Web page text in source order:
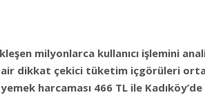
milyonlarca kullanıcı işlemini
dair dikkat çekici tüketim içgörüleri
harcaması 466 TL ile Kadıköy’de